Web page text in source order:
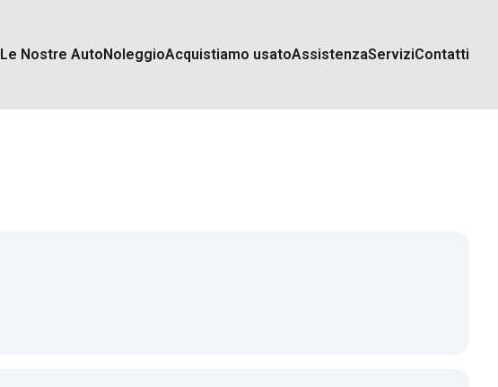
Le Nostre AutoNoleggioAcquistiamo usatoAssistenzaServiziContatti